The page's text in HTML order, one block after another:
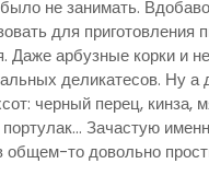
не занимать.
для
Даже арбузные корки и
деликатесов. Ну
черный перец, кинза,
Зачастую
общем-то довольно